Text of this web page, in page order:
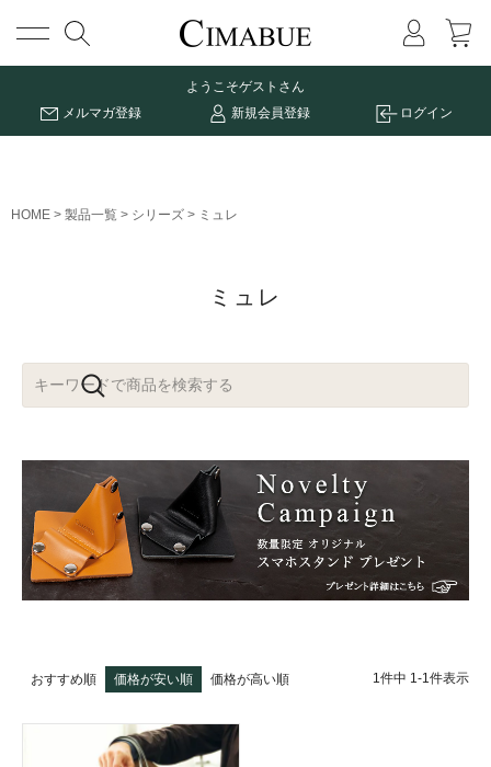
メニュー
ようこそゲストさん
メルマガ登録
新規会員登録 ログイン
HOME 製品一覧 シリーズ ミュレ
ミュレ
おすすめ順 価格が安い順 価格が高い順 1件中 1-1件表示